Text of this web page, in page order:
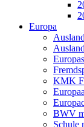
Europa
KMK
BWV
Schule